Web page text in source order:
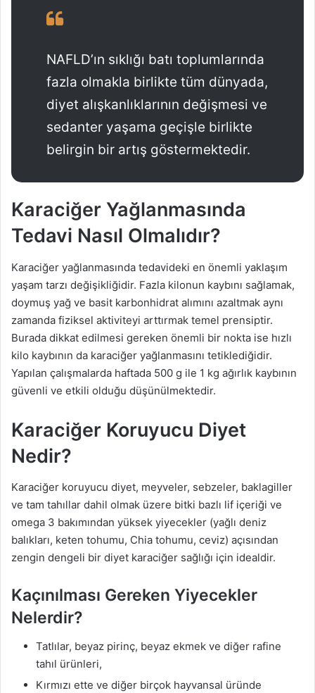
NAFLD’ın sıklığı batı toplumlarında
fazla olmakla birlikte tüm dünyada,
diyet alışkanlıklarının değişmesi ve
sedanter yaşama geçişle birlikte
belirgin bir artış göstermektedir.
Karaciğer Yağlanmasında
Tedavi Nasıl Olmalıdır?
Karaciğer yağlanmasında tedavideki en önemli yaklaşım
yaşam tarzı değişikliğidir. Fazla kilonun kaybını sağlamak,
doymuş yağ ve basit karbonhidrat alımını azaltmak aynı
zamanda fiziksel aktiviteyi arttırmak temel prensiptir.
Burada dikkat edilmesi gereken önemli bir nokta ise hızlı
kilo kaybının da karaciğer yağlanmasını tetiklediğidir.
Yapılan çalışmalarda haftada 500 g ile 1 kg ağırlık kaybının
güvenli ve etkili olduğu düşünülmektedir.
Karaciğer Koruyucu Diyet
Nedir?
Karaciğer koruyucu diyet, meyveler, sebzeler, baklagiller
ve tam tahıllar dahil olmak üzere bitki bazlı lif içeriği ve
omega 3 bakımından yüksek yiyecekler (yağlı deniz
balıkları, keten tohumu, Chia tohumu, ceviz) açısından
zengin dengeli bir diyet karaciğer sağlığı için idealdir.
Kaçınılması Gereken Yiyecekler
Nelerdir?
Tatlılar, beyaz pirinç, beyaz ekmek ve diğer rafine
tahıl ürünleri,
Kırmızı ette ve diğer birçok hayvansal üründe